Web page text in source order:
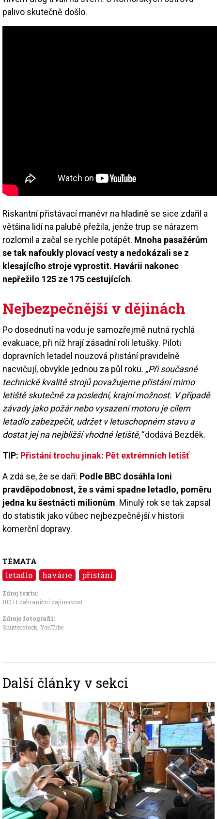
palivo skutečně došlo.
Riskantní přistávací manévr na hladině se sice zdařil a
většina lidí na palubě přežila, jenže trup se nárazem
rozlomil a začal se rychle potápět. Mnoha pasažérům
se tak nafoukly plovací vesty a nedokázali se z
klesajícího stroje vyprostit. Havárii nakonec
nepřežilo 125 ze 175 cestujících.
Nejbezpečnější v dějinách
Po dosednutí na vodu je samozřejmě nutná rychlá
evakuace, při níž hrají zásadní roli letušky. Piloti
dopravních letadel nouzová přistání pravidelně
nacvičují, obvykle jednou za půl roku. „Při současné
technické kvalitě strojů považujeme přistání mimo
letiště skutečně za poslední, krajní možnost. V případě
závady jako požár nebo vysazení motoru je cílem
letadlo zabezpečit, udržet v letuschopném stavu a
dostat jej na nejbližší vhodné letiště,“dodává Bezděk.
TIP: Přistání trochu jinak: Pět extrémních letišť
A zdá se, že se daří: Podle BBC dosáhla loni
pravděpodobnost, že s vámi spadne letadlo, poměru
jedna ku šestnácti milionům. Minulý rok se tak zapsal
do statistik jako vůbec nejbezpečnější v historii
komerční dopravy.
TÉMATA
letadlo havárie přistání
Zdroj textu:
100+1 zahraniční zajímavost
Zdroje fotografii:
Shutterstock, YouTube
Další články v sekci
Image